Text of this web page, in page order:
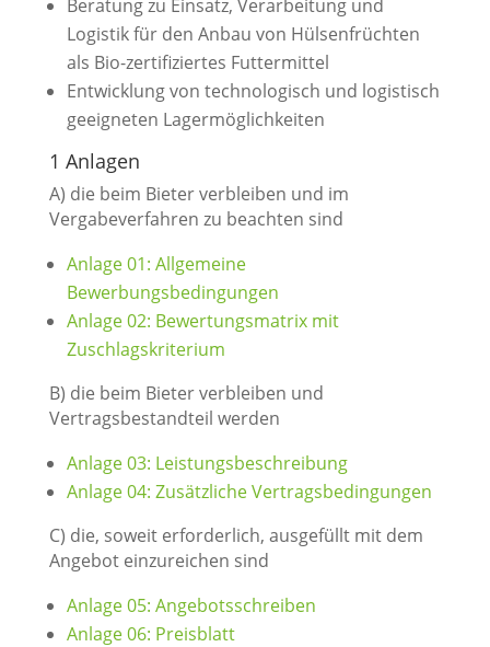
Beratung zu Einsatz, Verarbeitung und
Logistik für den Anbau von Hülsenfrüchten
als Bio-zertifiziertes Futtermittel
Entwicklung von technologisch und logistisch
geeigneten Lagermöglichkeiten
1 Anlagen
A) die beim Bieter verbleiben und im
Vergabeverfahren zu beachten sind
Anlage 01: Allgemeine
Bewerbungsbedingungen
Anlage 02: Bewertungsmatrix mit
Zuschlagskriterium
B) die beim Bieter verbleiben und
Vertragsbestandteil werden
Anlage 03: Leistungsbeschreibung
Anlage 04: Zusätzliche Vertragsbedingungen
C) die, soweit erforderlich, ausgefüllt mit dem
Angebot einzureichen sind
Anlage 05: Angebotsschreiben
Anlage 06: Preisblatt